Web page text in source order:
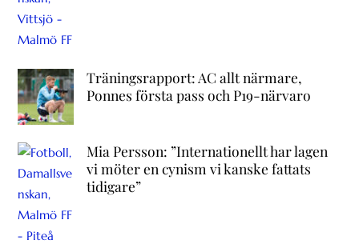
Träningsrapport: AC allt närmare,
Ponnes första pass och P19-närvaro
Mia Persson: ”Internationellt har lagen
vi möter en cynism vi kanske fattats
tidigare”